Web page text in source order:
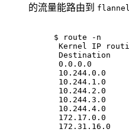
的流量能路由到
$
route -n
Kernel IP
Destination
0.0.0.0
10.244.0.0
10.244.1.0
10.244.2.0
10.244.3.0
10.244.4.0
172.17.0.0
172.31.16.0